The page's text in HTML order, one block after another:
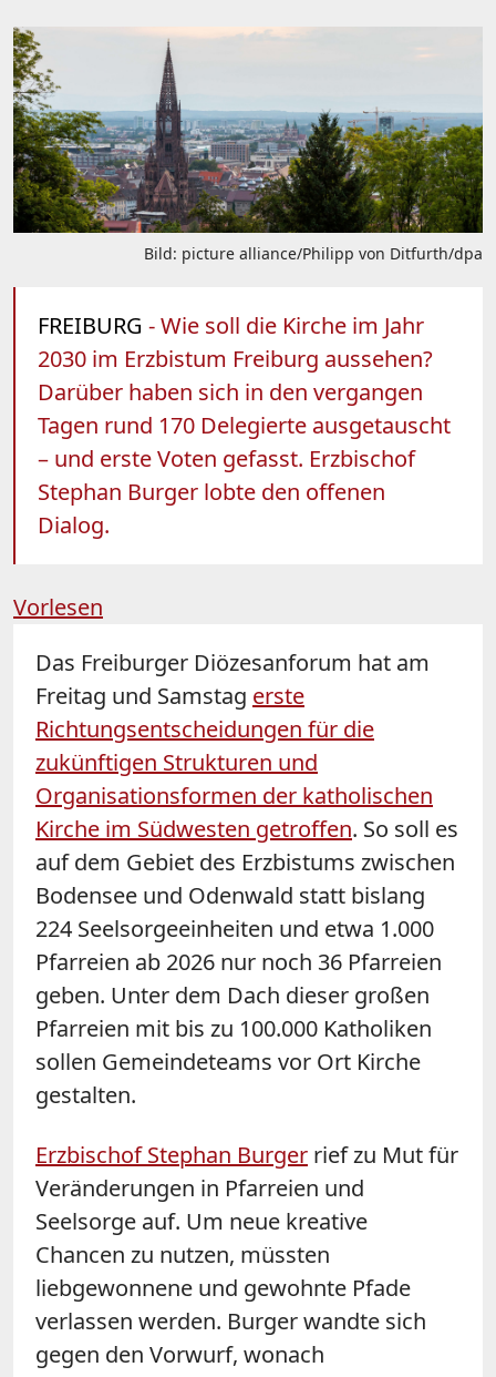
Bild: picture alliance/Philipp von Ditfurth/dpa
FREIBURG - Wie soll die Kirche im Jahr
2030 im Erzbistum Freiburg aussehen?
Darüber haben sich in den vergangen
Tagen rund 170 Delegierte ausgetauscht
– und erste Voten gefasst. Erzbischof
Stephan Burger lobte den offenen
Dialog.
Vorlesen
Das Freiburger Diözesanforum hat am
Freitag und Samstag erste
Richtungsentscheidungen für die
zukünftigen Strukturen und
Organisationsformen der katholischen
Kirche im Südwesten getroffen. So soll es
auf dem Gebiet des Erzbistums zwischen
Bodensee und Odenwald statt bislang
224 Seelsorgeeinheiten und etwa 1.000
Pfarreien ab 2026 nur noch 36 Pfarreien
geben. Unter dem Dach dieser großen
Pfarreien mit bis zu 100.000 Katholiken
sollen Gemeindeteams vor Ort Kirche
gestalten.
Erzbischof Stephan Burger rief zu Mut für
Veränderungen in Pfarreien und
Seelsorge auf. Um neue kreative
Chancen zu nutzen, müssten
liebgewonnene und gewohnte Pfade
verlassen werden. Burger wandte sich
gegen den Vorwurf, wonach